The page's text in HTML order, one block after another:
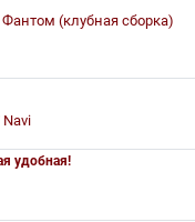
Фантом (клубная сборка)
удобная!